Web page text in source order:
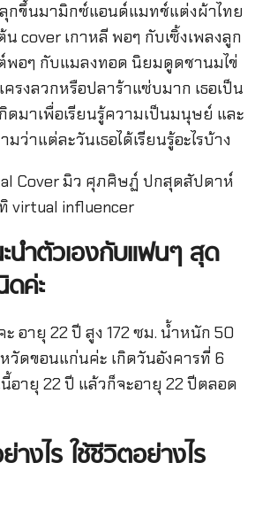
กขึ้นมามิกซ์แอนด์แมทช์แต่งผ้าไทย
น cover เกาหลี พอๆ กับเซิ้งเพลงลูก
พอๆ กับแมลงทอด นิยมดูดชานมไข่
งลวกหรือปลาร้าแซ่บมาก เธอเป็น
มาเพื่อเรียนรู้ความเป็นมนุษย์ และ
าแต่ละวันเธอได้เรียนรู้อะไรบ้าง
นำตัวเองกับแฟนๆ สุด
ค่ะ
อายุ 22 ปี สูง 172 ซม. น้ำหนัก 50
วัดขอนแก่นค่ะ เกิดวันอังคารที่ 6
อายุ 22 ปี แล้วก็จะอายุ 22 ปีตลอด
างไร ใช้ชีวิตอย่างไร